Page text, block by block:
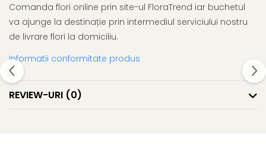
Comanda flori online prin site-ul FloraTrend iar buchetul
va ajunge la destinație prin intermediul serviciului nostru
de livrare flori la domiciliu.
Informatii conformitate produs
REVIEW-URI (0)